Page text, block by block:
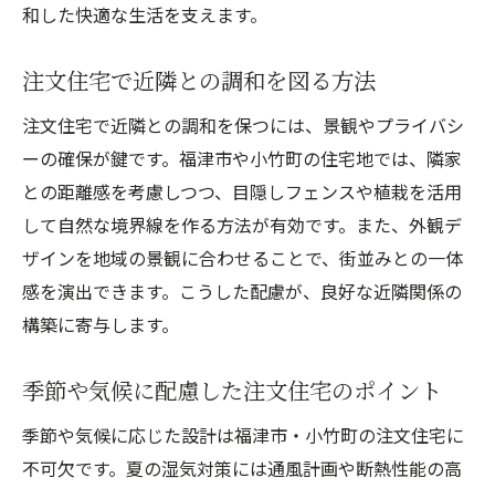
和した快適な生活を支えます。
注文住宅で近隣との調和を図る方法
注文住宅で近隣との調和を保つには、景観やプライバシ
ーの確保が鍵です。福津市や小竹町の住宅地では、隣家
との距離感を考慮しつつ、目隠しフェンスや植栽を活用
して自然な境界線を作る方法が有効です。また、外観デ
ザインを地域の景観に合わせることで、街並みとの一体
感を演出できます。こうした配慮が、良好な近隣関係の
構築に寄与します。
季節や気候に配慮した注文住宅のポイント
季節や気候に応じた設計は福津市・小竹町の注文住宅に
不可欠です。夏の湿気対策には通風計画や断熱性能の高